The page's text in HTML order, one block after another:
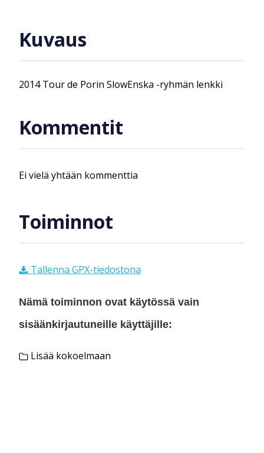
Kuvaus
2014 Tour de Porin SlowEnska -ryhmän lenkki
Kommentit
Ei vielä yhtään kommenttia
Toiminnot
Tallenna GPX-tiedostona
Nämä toiminnon ovat käytössä vain
sisäänkirjautuneille käyttäjille:
Lisää kokoelmaan